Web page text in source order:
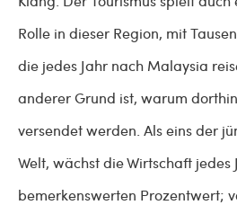
Rolle in dieser Region, mit
die jedes Jahr nach Malaysia
anderer Grund ist, warum
versendet werden. Als eins der
Welt, wächst die Wirtschaft jedes
bemerkenswerten Prozentwert;